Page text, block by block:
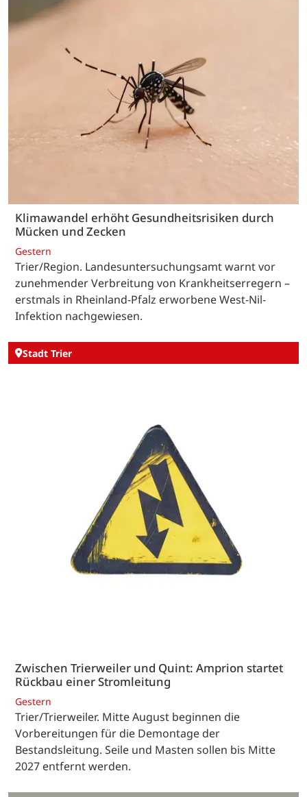
Klimawandel erhöht Gesundheitsrisiken durch
Mücken und Zecken
Gestern
Trier/Region. Landesuntersuchungsamt warnt vor
zunehmender Verbreitung von Krankheitserregern –
erstmals in Rheinland-Pfalz erworbene West-Nil-
Infektion nachgewiesen.
Stadt Trier
Zwischen Trierweiler und Quint: Amprion startet
Rückbau einer Stromleitung
Gestern
Trier/Trierweiler. Mitte August beginnen die
Vorbereitungen für die Demontage der
Bestandsleitung. Seile und Masten sollen bis Mitte
2027 entfernt werden.